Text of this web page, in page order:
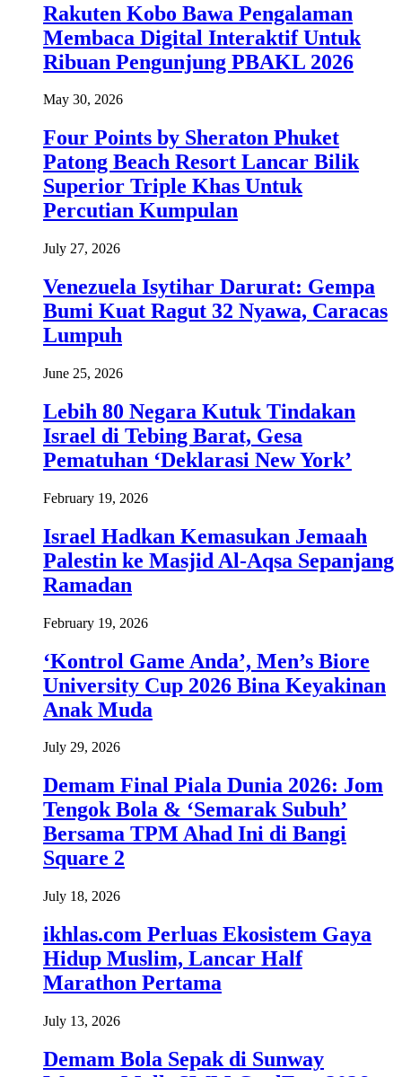
Rakuten Kobo Bawa Pengalaman
Membaca Digital Interaktif Untuk
Ribuan Pengunjung PBAKL 2026
May 30, 2026
Four Points by Sheraton Phuket
Patong Beach Resort Lancar Bilik
Superior Triple Khas Untuk
Percutian Kumpulan
July 27, 2026
Venezuela Isytihar Darurat: Gempa
Bumi Kuat Ragut 32 Nyawa, Caracas
Lumpuh
June 25, 2026
Lebih 80 Negara Kutuk Tindakan
Israel di Tebing Barat, Gesa
Pematuhan ‘Deklarasi New York’
February 19, 2026
Israel Hadkan Kemasukan Jemaah
Palestin ke Masjid Al-Aqsa Sepanjang
Ramadan
February 19, 2026
‘Kontrol Game Anda’, Men’s Biore
University Cup 2026 Bina Keyakinan
Anak Muda
July 29, 2026
Demam Final Piala Dunia 2026: Jom
Tengok Bola & ‘Semarak Subuh’
Bersama TPM Ahad Ini di Bangi
Square 2
July 18, 2026
ikhlas.com Perluas Ekosistem Gaya
Hidup Muslim, Lancar Half
Marathon Pertama
July 13, 2026
Demam Bola Sepak di Sunway